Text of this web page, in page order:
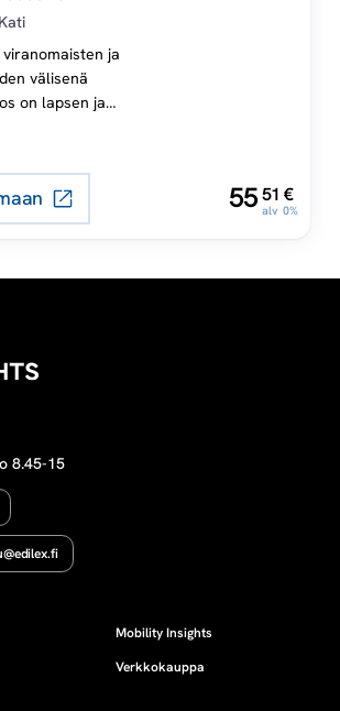
Vain tällä
lapsen
ja
välisenä
on lapsen ja
lapsen
keskeisistä
55,51 €
alv 0%
8.45-15
Mobility Insights
Verkkokauppa